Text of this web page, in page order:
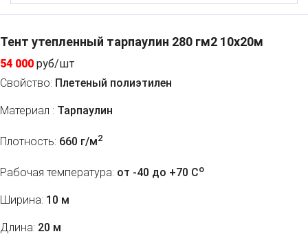
Тент утепленный тарпаулин 280 гм2 10х20м
54 000 руб/шт
Свойство: Плетеный полиэтилен
Материал : Тарпаулин
Плотность: 660 г/м2
Рабочая температура: от -40 до +70 Co
Ширина: 10 м
Длина: 20 м